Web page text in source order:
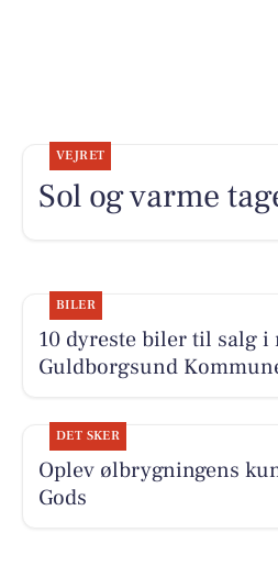
VEJRET
Sol og varme
BILER
10 dyreste biler til salg
Guldborgsund
DET SKER
Oplev ølbrygningens
Gods